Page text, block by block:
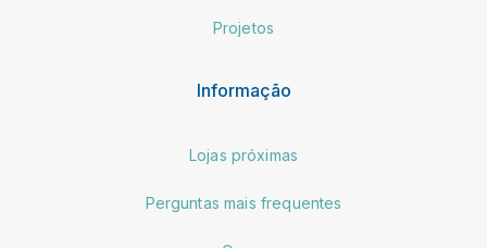
Projetos
Informação
Lojas próximas
Perguntas mais frequentes